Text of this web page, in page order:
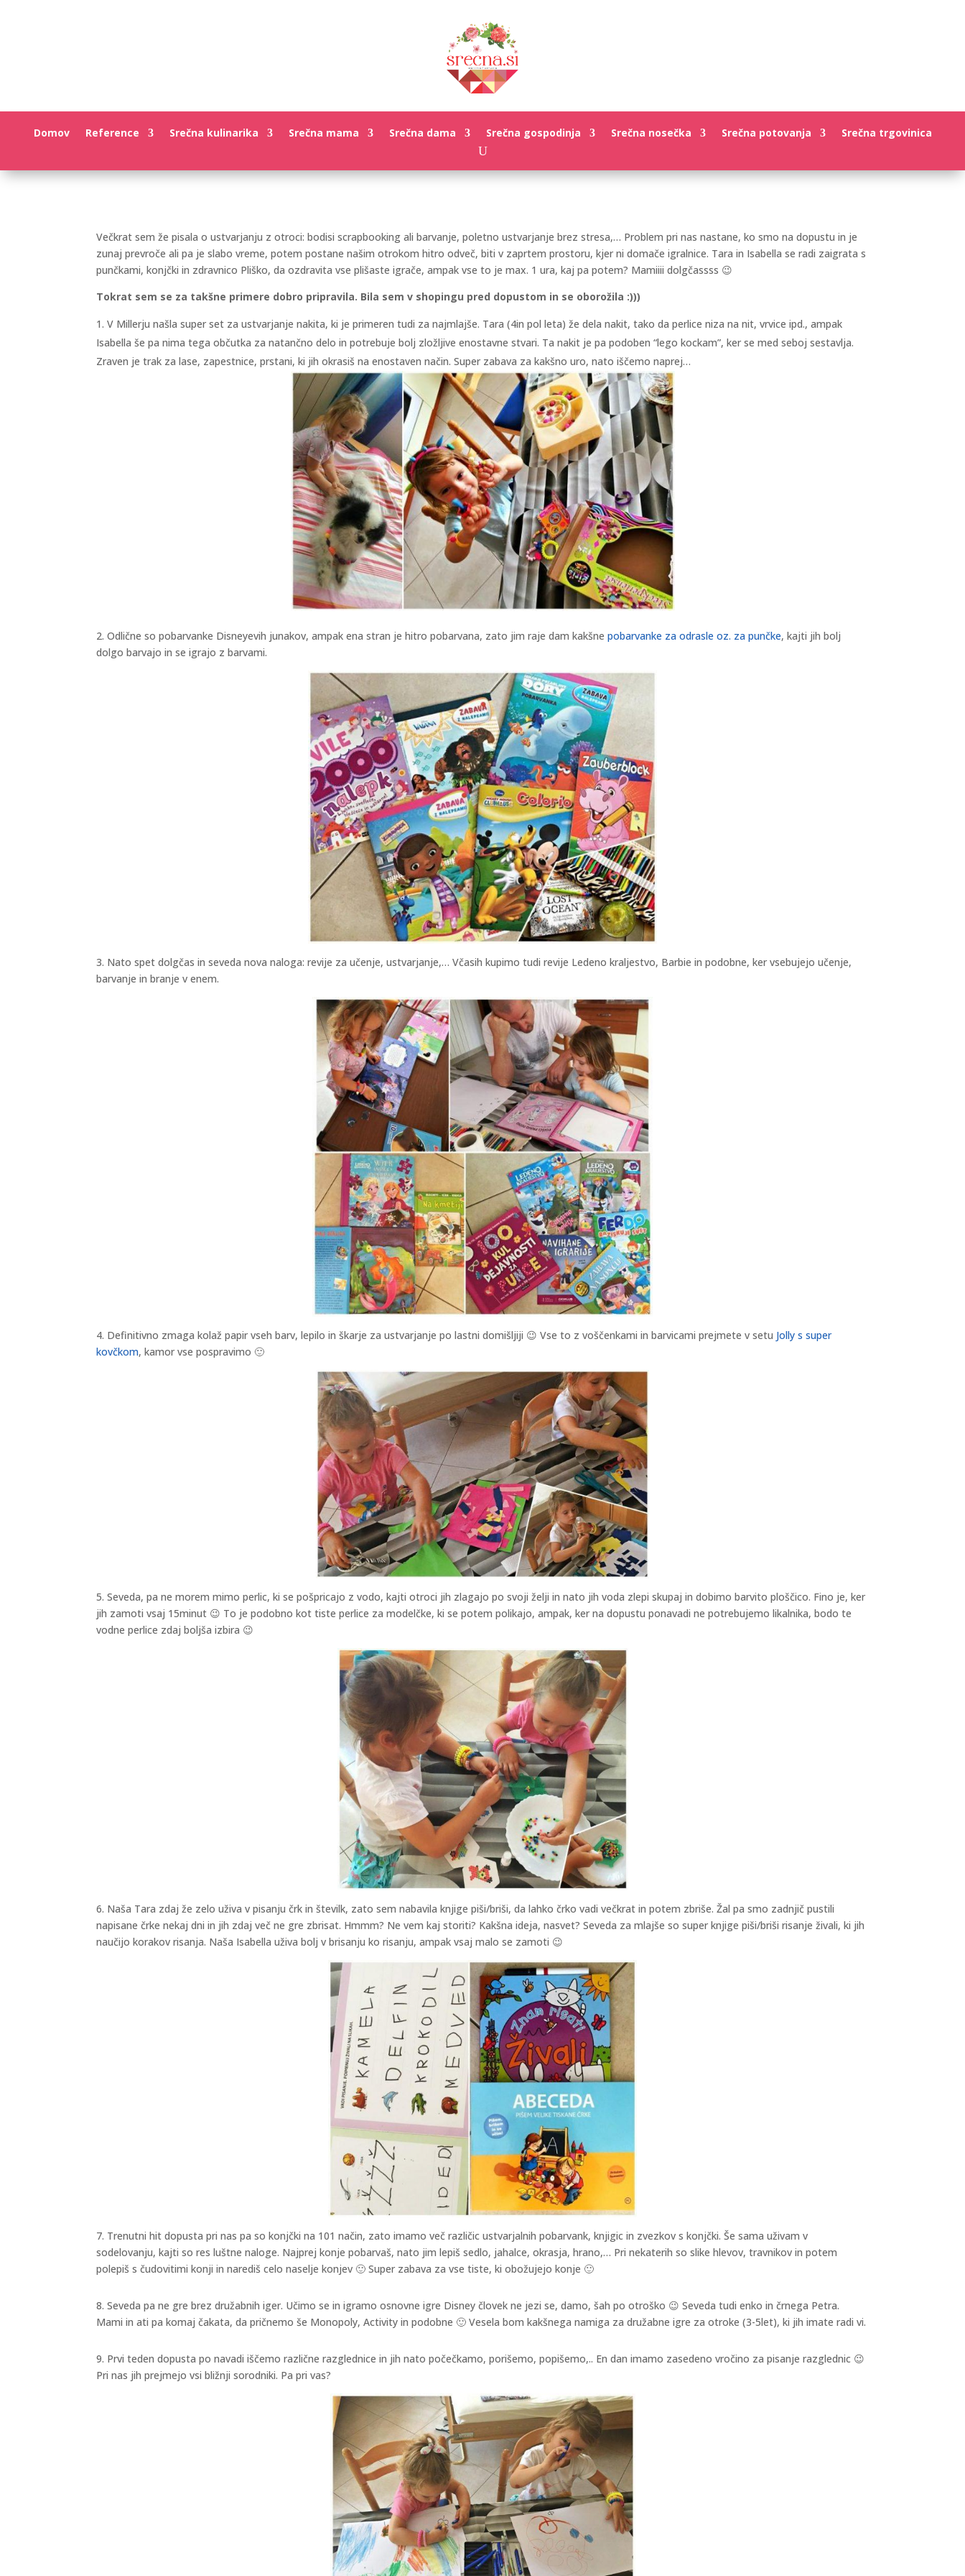
Domov Reference Srečna kulinarika Srečna mama Srečna dama Srečna gospodinja Srečna nosečka Srečna potovanja Srečna trgovinica
Večkrat sem že pisala o ustvarjanju z otroci: bodisi scrapbooking ali barvanje, poletno ustvarjanje brez stresa,… Problem pri nas nastane, ko smo na dopustu in je
zunaj prevroče ali pa je slabo vreme, potem postane našim otrokom hitro odveč, biti v zaprtem prostoru, kjer ni domače igralnice. Tara in Isabella se radi zaigrata s
punčkami, konjčki in zdravnico Pliško, da ozdravita vse plišaste igrače, ampak vse to je max. 1 ura, kaj pa potem? Mamiiii dolgčassss 😉
Tokrat sem se za takšne primere dobro pripravila. Bila sem v shopingu pred dopustom in se oborožila :)))
V Millerju našla super set za ustvarjanje nakita, ki je primeren tudi za najmlajše. Tara (4in pol leta) že dela nakit, tako da perlice niza na nit, vrvice ipd., ampak
Isabella še pa nima tega občutka za natančno delo in potrebuje bolj zložljive enostavne stvari. Ta nakit je pa podoben “lego kockam”, ker se med seboj sestavlja.
Zraven je trak za lase, zapestnice, prstani, ki jih okrasiš na enostaven način. Super zabava za kakšno uro, nato iščemo naprej…
2. Odlične so pobarvanke Disneyevih junakov, ampak ena stran je hitro pobarvana, zato jim raje dam kakšnepobarvanke za odrasle oz. za punčke, kajti jih bolj
dolgo barvajo in se igrajo z barvami.
3. Nato spet dolgčas in seveda nova naloga: revije za učenje, ustvarjanje,… Včasih kupimo tudi revije Ledeno kraljestvo, Barbie in podobne, ker vsebujejo učenje,
barvanje in branje v enem.
4. Definitivno zmaga kolaž papir vseh barv, lepilo in škarje za ustvarjanje po lastni domišljiji 😉 Vse to z voščenkami in barvicami prejmete v setu Jolly s super
kovčkom, kamor vse pospravimo 🙂
5. Seveda, pa ne morem mimo perlic, ki se pošpricajo z vodo, kajti otroci jih zlagajo po svoji želji in nato jih voda zlepi skupaj in dobimo barvito ploščico. Fino je, ker
jih zamoti vsaj 15minut 😉 To je podobno kot tiste perlice za modelčke, ki se potem polikajo, ampak, ker na dopustu ponavadi ne potrebujemo likalnika, bodo te
vodne perlice zdaj boljša izbira 😉
6. Naša Tara zdaj že zelo uživa v pisanju črk in številk, zato sem nabavila knjige piši/briši, da lahko črko vadi večkrat in potem zbriše. Žal pa smo zadnjič pustili
napisane črke nekaj dni in jih zdaj več ne gre zbrisat. Hmmm? Ne vem kaj storiti? Kakšna ideja, nasvet? Seveda za mlajše so super knjige piši/briši risanje živali, ki jih
naučijo korakov risanja. Naša Isabella uživa bolj v brisanju ko risanju, ampak vsaj malo se zamoti 😉
7. Trenutni hit dopusta pri nas pa so konjčki na 101 način, zato imamo več različic ustvarjalnih pobarvank, knjigic in zvezkov s konjčki. Še sama uživam v
sodelovanju, kajti so res luštne naloge. Najprej konje pobarvaš, nato jim lepiš sedlo, jahalce, okrasja, hrano,… Pri nekaterih so slike hlevov, travnikov in potem
polepiš s čudovitimi konji in narediš celo naselje konjev 🙂 Super zabava za vse tiste, ki obožujejo konje 🙂
8. Seveda pa ne gre brez družabnih iger. Učimo se in igramo osnovne igre Disney človek ne jezi se, damo, šah po otroško 😉 Seveda tudi enko in črnega Petra.
Mami in ati pa komaj čakata, da pričnemo še Monopoly, Activity in podobne 🙂 Vesela bom kakšnega namiga za družabne igre za otroke (3-5let), ki jih imate radi vi.
9. Prvi teden dopusta po navadi iščemo različne razglednice in jih nato počečkamo, porišemo, popišemo,.. En dan imamo zasedeno vročino za pisanje razglednic 😉
Pri nas jih prejmejo vsi bližnji sorodniki. Pa pri vas?